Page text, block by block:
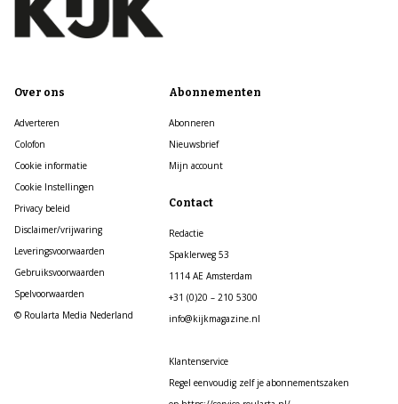
Over ons
Adverteren
Colofon
Cookie informatie
Cookie Instellingen
Privacy beleid
Disclaimer/vrijwaring
Leveringsvoorwaarden
Gebruiksvoorwaarden
Spelvoorwaarden
© Roularta Media Nederland
Abonnementen
Abonneren
Nieuwsbrief
Mijn account
Contact
Redactie
Spaklerweg 53
1114 AE Amsterdam
+31 (0)20 – 210 5300
info@kijkmagazine.nl
Klantenservice
Regel eenvoudig zelf je abonnementszaken